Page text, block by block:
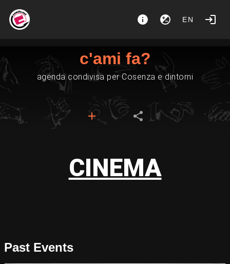
EN
c'ami fa?
agenda condivisa per Cosenza e dintorni
CINEMA
Past Events